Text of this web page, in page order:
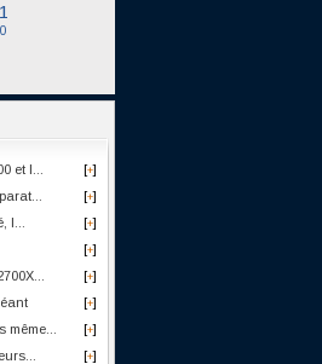
[+]
et I...
[+]
[+]
l...
[+]
[+]
[+]
[+]
même...
[+]